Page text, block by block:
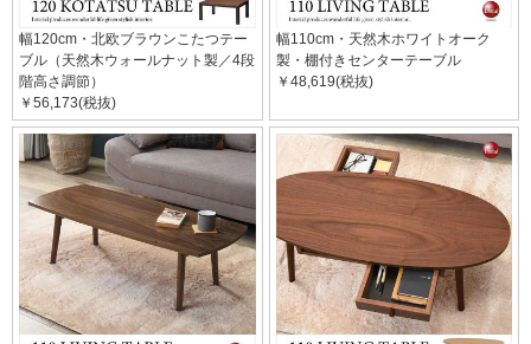
幅120cm・北欧ブラウンこたつテー
ブル（天然木ウォールナット製／4段
階高さ調節）
￥56,173(税抜)
幅110cm・天然木ホワイトオーク
製・棚付きセンターテーブル
￥48,619(税抜)